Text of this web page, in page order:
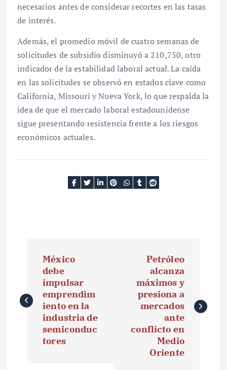
necesarios antes de considerar recortes en las tasas
de interés.
Además, el promedio móvil de cuatro semanas de
solicitudes de subsidio disminuyó a 210,750, otro
indicador de la estabilidad laboral actual. La caída
en las solicitudes se observó en estados clave como
California, Missouri y Nueva York, lo que respalda la
idea de que el mercado laboral estadounidense
sigue presentando resistencia frente a los riesgos
económicos actuales.
v
e
México
debe
impulsar
emprendim
iento en la
industria de
semiconduc
tores
Petróleo
alcanza
máximos y
presiona a
mercados
ante
conflicto en
Medio
Oriente